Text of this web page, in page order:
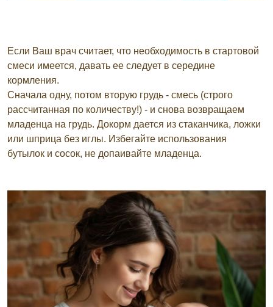
Если Ваш врач считает, что необходимость в стартовой
смеси имеется, давать ее следует в середине
кормления.
Сначала одну, потом вторую грудь - смесь (строго
рассчитанная по количеству!) - и снова возвращаем
младенца на грудь. Докорм дается из стаканчика, ложки
или шприца без иглы. Избегайте использования
бутылок и сосок, не допаивайте младенца.